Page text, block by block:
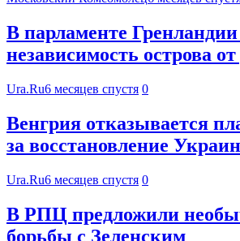
В парламенте
независимость острова
Ura.Ru6 месяцев спустя 0
Венгрия отказывается
за восстановление
Ura.Ru6 месяцев спустя 0
В РПЦ предложили
борьбы с Зеленским